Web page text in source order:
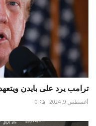
ترامب يرد على بايدن
أغسطس 9, 2024 0